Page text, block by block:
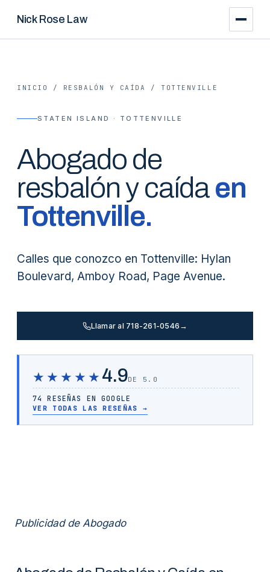
Nick Rose Law
INICIO / RESBALÓN Y CAÍDA /TOTTENVILLE
STATEN ISLAND · TOTTENVILLE
Abogado de
resbalón y caída en
Tottenville.
Calles que conozco en Tottenville: Hylan
Boulevard, Amboy Road, Page Avenue.
Llamar al 718-261-0546 →
★★★★★ 4.9DE 5.0
74 RESEÑAS EN GOOGLE
VER TODAS LAS RESEÑAS →
Publicidad de Abogado